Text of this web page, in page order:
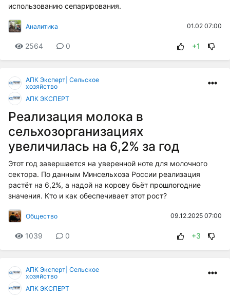
использованию сепарирования.
Аналитика 01.02 07:00
2564 0 +1
АПК Эксперт| Сельское
хозяйство
АПК ЭКСПЕРТ
Реализация молока в
сельхозорганизациях
увеличилась на 6,2% за год
Этот год завершается на уверенной ноте для молочного
сектора. По данным Минсельхоза России реализация
растёт на 6,2%, а надой на корову бьёт прошлогодние
значения. Кто и как обеспечивает этот рост?
Общество 09.12.2025 07:00
1039 0 +3
АПК Эксперт| Сельское
хозяйство
АПК ЭКСПЕРТ